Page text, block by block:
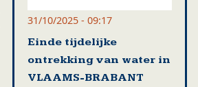
31/10/2025 - 09:17
Einde tijdelijke
ontrekking van water in
VLAAMS-BRABANT